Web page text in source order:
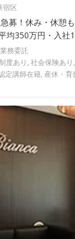
宿区
募！休み・休憩
均350万円・入社
務委託
度あり, 社会保険あ
定講師在籍, 産休・